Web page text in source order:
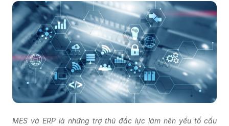
MES và ERP là những trợ thủ đắc lực làm nên yếu tố cấu